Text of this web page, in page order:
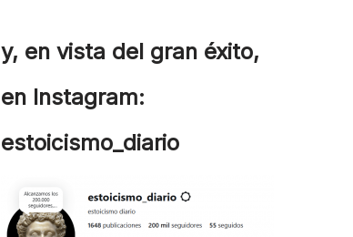
y, en vista del gran éxito,
en Instagram:
estoicismo_diario